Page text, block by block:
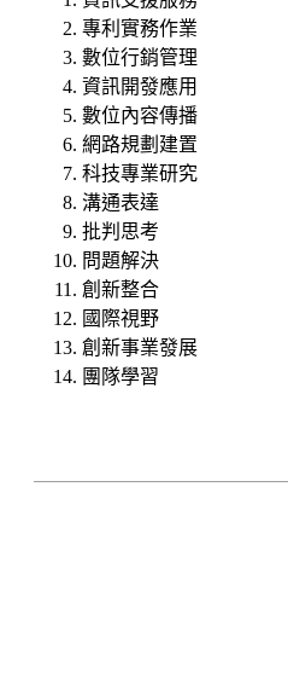
專利實務作業
數位行銷管理
資訊開發應用
數位內容傳播
網路規劃建置
科技專業研究
溝通表達
批判思考
問題解決
創新整合
國際視野
創新事業發展
團隊學習